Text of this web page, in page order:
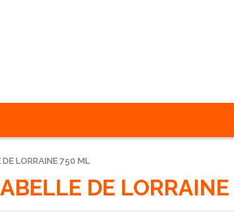
LORRAINE 750 ML
DE